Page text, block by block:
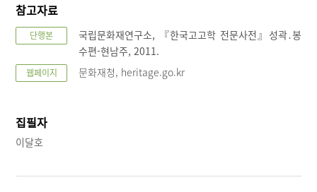
참고자료
단행본
국립문화재연구소, 『한국고고학 전문사전』성곽․봉
수편-현남주, 2011.
웹페이지 문화재청, heritage.go.kr
집필자
이달호